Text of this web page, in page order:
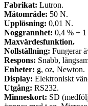
Fabrikat: Lutron.
Mätområde: 50 N.
Upplösning: 0,01 N.
Noggrannhet: 0,4 % + 1
Maxvärdesfunktion.
Nollställning: Fungerar
Respons: Snabb,
Enheter: g, oz, Newton.
Display: Elektroniskt
Utgång: RS232.
Minneskort: SD